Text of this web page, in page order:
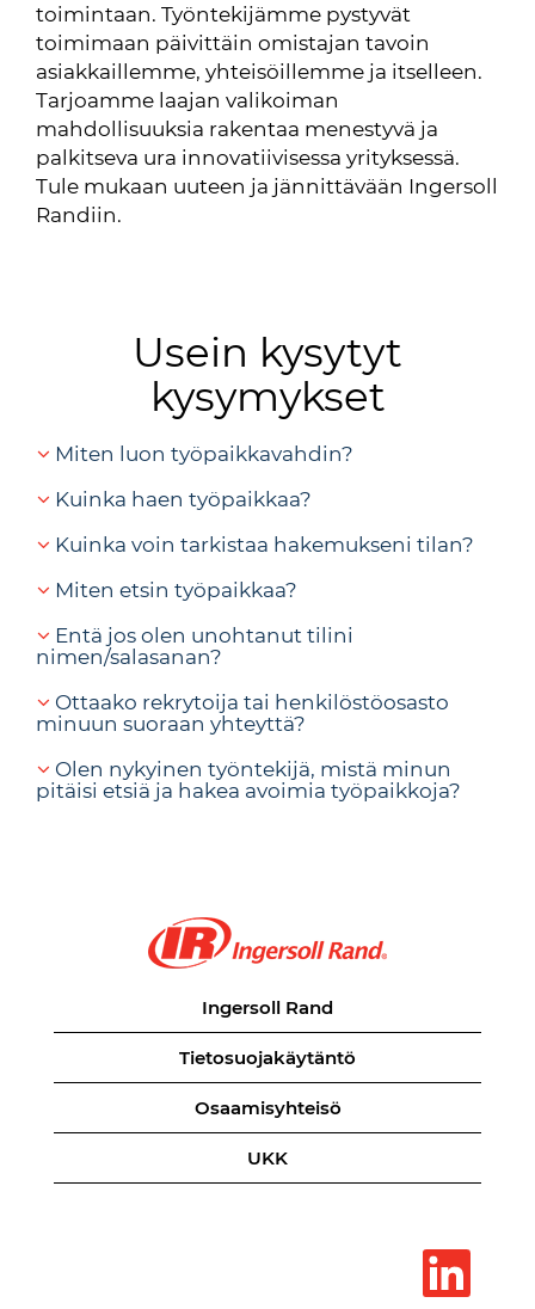
toimintaan. Työntekijämme pystyvät
toimimaan päivittäin omistajan tavoin
asiakkaillemme, yhteisöillemme ja itselleen.
Tarjoamme laajan valikoiman
mahdollisuuksia rakentaa menestyvä ja
palkitseva ura innovatiivisessa yrityksessä.
Tule mukaan uuteen ja jännittävään Ingersoll
Randiin.
Usein kysytyt
kysymykset
Miten luon työpaikkavahdin?
Kuinka haen työpaikkaa?
Kuinka voin tarkistaa hakemukseni tilan?
Miten etsin työpaikkaa?
Entä jos olen unohtanut tilini
nimen/salasanan?
Ottaako rekrytoija tai henkilöstöosasto
minuun suoraan yhteyttä?
Olen nykyinen työntekijä, mistä minun
pitäisi etsiä ja hakea avoimia työpaikkoja?
Ingersoll Rand
Tietosuojakäytäntö
Osaamisyhteisö
UKK
A